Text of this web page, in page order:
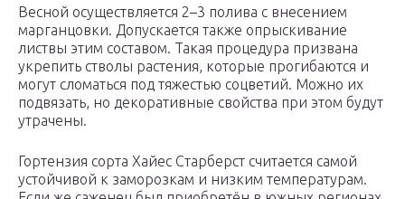
Весной осуществляется 2–3 полива с внесением
марганцовки. Допускается также опрыскивание
листвы этим составом. Такая процедура призвана
укрепить стволы растения, которые прогибаются и
могут сломаться под тяжестью соцветий. Можно их
подвязать, но декоративные свойства при этом будут
утрачены.
Гортензия сорта Хайес Старберст считается самой
устойчивой к заморозкам и низким температурам.